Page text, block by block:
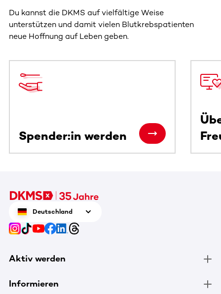
Du kannst die DKMS auf vielfältige Weise
unterstützen und damit vielen Blutkrebspatienten
neue Hoffnung auf Leben geben.
Spender:in werden
Deutschland
Aktiv werden
Informieren